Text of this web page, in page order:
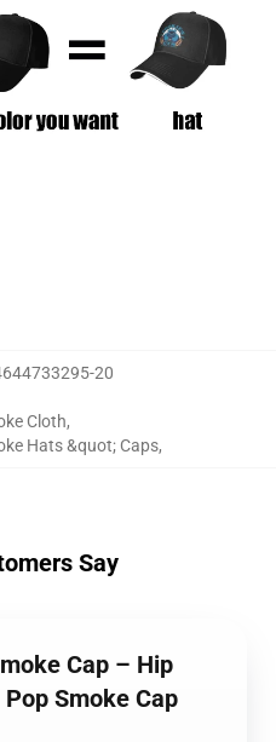
20
Cloth,
Hats &quot; Caps,
Say
Cap – Hip
Smoke Cap